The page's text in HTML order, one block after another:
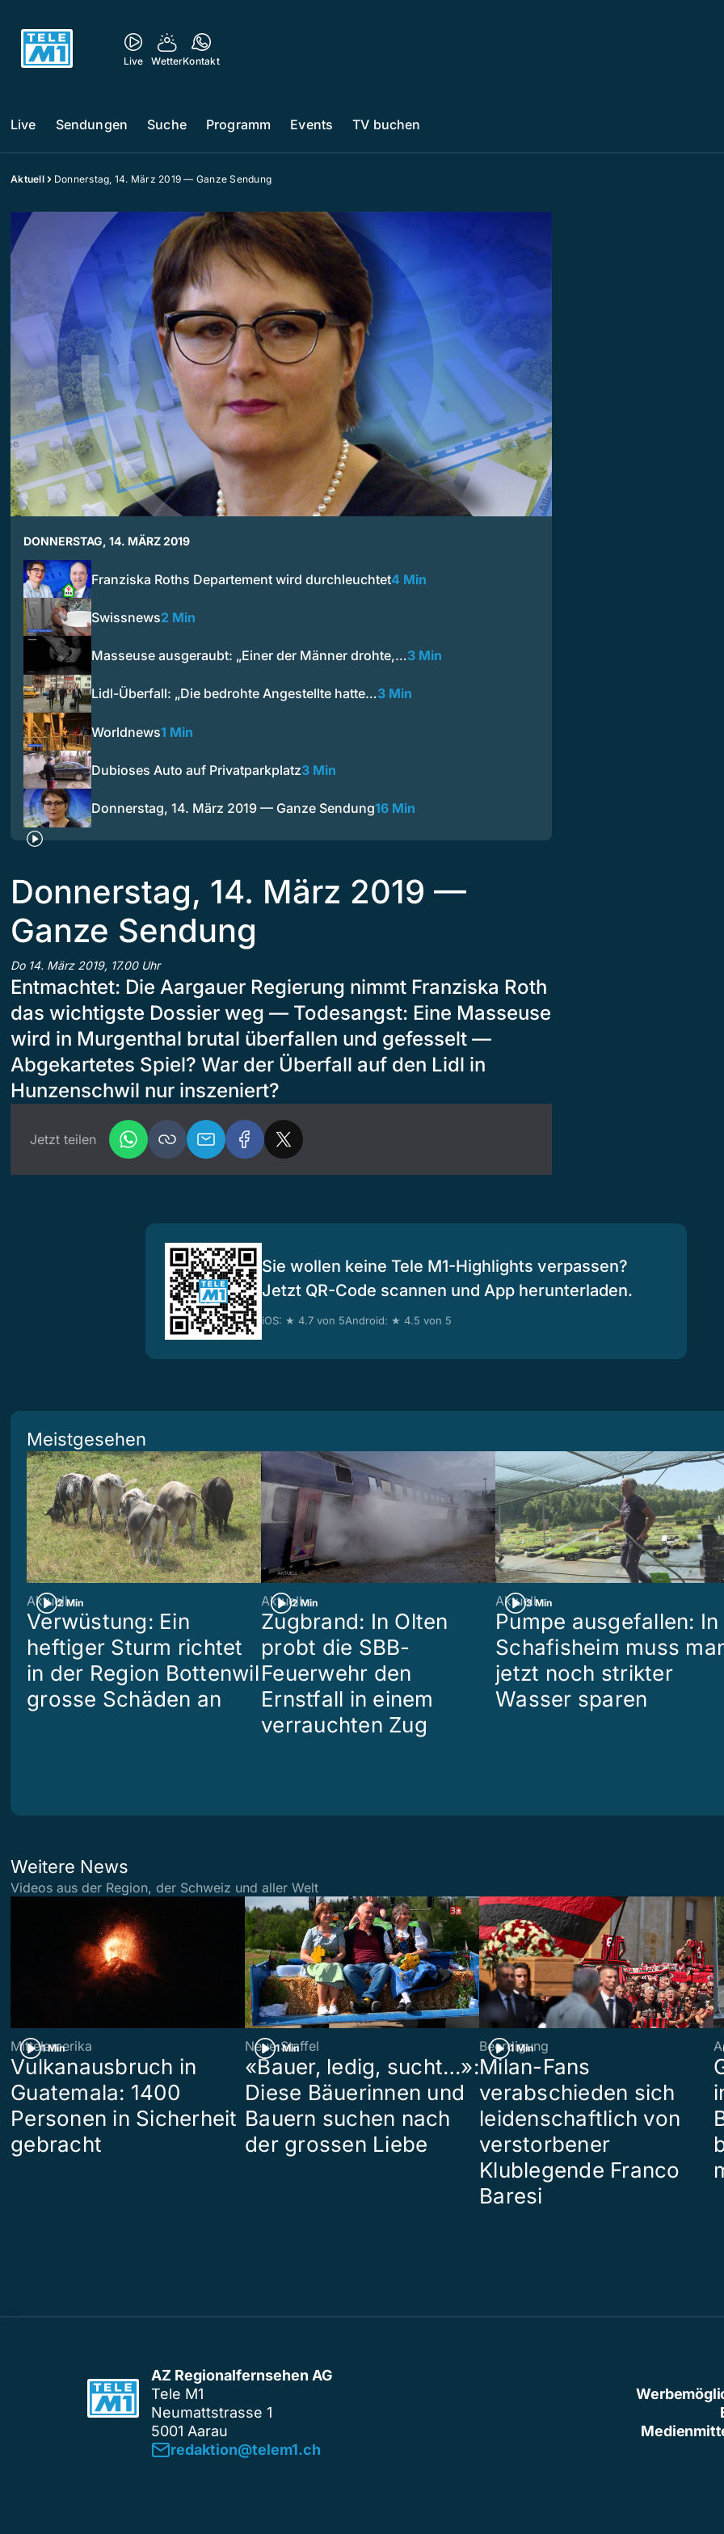
Live WetterKontakt
Live Sendungen Suche Programm Events TV buchen
Aktuell Donnerstag, 14. März 2019 — Ganze Sendung
DONNERSTAG, 14. MÄRZ 2019
Franziska Roths Departement wird durchleuchtet4 Min
Swissnews2 Min
Masseuse ausgeraubt: „Einer der Männer drohte,…3 Min
Lidl-Überfall: „Die bedrohte Angestellte hatte…3 Min
Worldnews1 Min
Dubioses Auto auf Privatparkplatz3 Min
Donnerstag, 14. März 2019 — Ganze Sendung16 Min
Donnerstag, 14. März 2019 —
Ganze Sendung
Do 14. März 2019, 17.00 Uhr
Entmachtet: Die Aargauer Regierung nimmt Franziska Roth
das wichtigste Dossier weg — Todesangst: Eine Masseuse
wird in Murgenthal brutal überfallen und gefesselt —
Abgekartetes Spiel? War der Überfall auf den Lidl in
Hunzenschwil nur inszeniert?
Jetzt teilen
Sie wollen keine Tele M1-Highlights verpassen?
Jetzt QR-Code scannen und App herunterladen.
iOS: ★ 4.7 von 5Android: ★ 4.5 von 5
Meistgesehen
2 Min
Aktuell
Verwüstung: Ein
heftiger Sturm richtet
in der Region Bottenwil
grosse Schäden an
2 Min
Aktuell
Zugbrand: In Olten
probt die SBB-
Feuerwehr den
Ernstfall in einem
verrauchten Zug
3 Min
Aktuell
Pumpe ausgefallen: In
Schafisheim muss
jetzt noch strikter
Wasser sparen
Weitere News
Videos aus der Region, der Schweiz und aller Welt
1 Min
Mittelamerika
Vulkanausbruch in
Guatemala: 1400
Personen in Sicherheit
gebracht
1 Min
Neue Staffel
«Bauer, ledig, sucht…»:
Diese Bäuerinnen und
Bauern suchen nach
der grossen Liebe
1 Min
Beerdigung
Milan-Fans
verabschieden sich
leidenschaftlich von
verstorbener
Klublegende Franco
Baresi
AZ Regionalfernsehen AG
Tele M1
Neumattstrasse 1
5001 Aarau
redaktion@telem1.ch